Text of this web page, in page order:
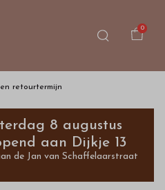
0
retourtermijn
8 augustus
aan Dijkje 13
de Jan van Schaffelaarstraat